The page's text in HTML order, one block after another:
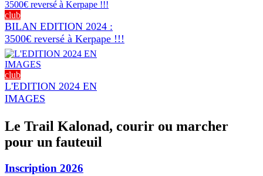
club
BILAN EDITION 2024 :
3500€ reversé à Kerpape !!!
club
L'EDITION 2024 EN
IMAGES
Le Trail Kalonad, courir ou marcher
pour un fauteuil
Inscription 2026